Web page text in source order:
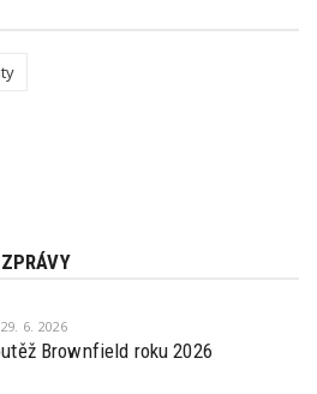
29. 6. 2026
Brownfield roku 2026